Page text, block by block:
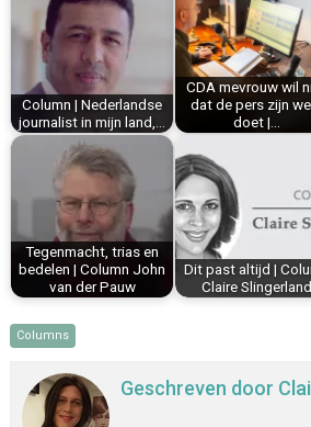
o
o
k
r
e
s
t
A
p
p
Column | Nederlandse
journalist in mijn land,…
CDA mevrouw wil
dat de pers zijn
doet |…
Tegenmacht, trias en
bedelen | Column John
van der Pauw
Dit past altijd |
Claire Slingerland
Columns
Geschreven door